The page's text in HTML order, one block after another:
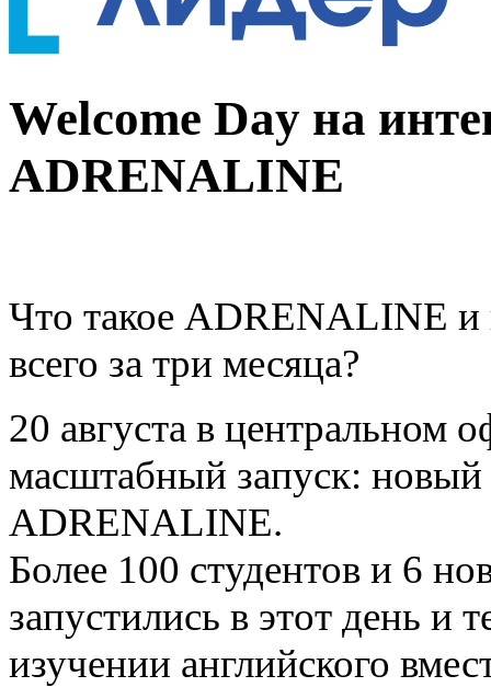
Welcome Day на
ADRENALINE
Что такое ADRENALINE и
всего за три месяца?
20 августа в центральном
масштабный запуск: новый
ADRENALINE.
Более 100 студентов и 6
запустились в этот день и
изучении английского